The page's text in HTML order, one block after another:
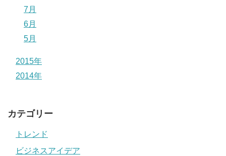
7月
6月
5月
2015年
2014年
カテゴリー
トレンド
ビジネスアイデア